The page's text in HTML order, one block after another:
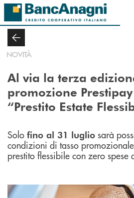
Salta al contenuto principale
NOVITÀ
Al via la terza
promozione Prestipay
“Prestito Estate
Solo fino al 31 luglio sarà
condizioni di tasso
prestito flessibile con zero